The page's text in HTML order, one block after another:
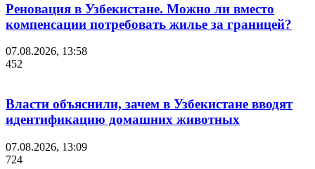
Реновация в Узбекистане. Можно ли вместо
компенсации потребовать жилье за границей?
07.08.2026, 13:58
452
Власти объяснили, зачем в Узбекистане вводят
идентификацию домашних животных
07.08.2026, 13:09
724